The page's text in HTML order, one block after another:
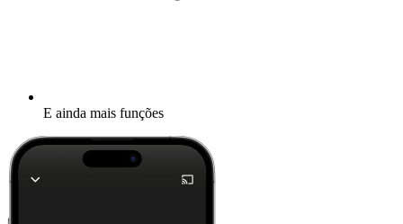
E ainda mais funções